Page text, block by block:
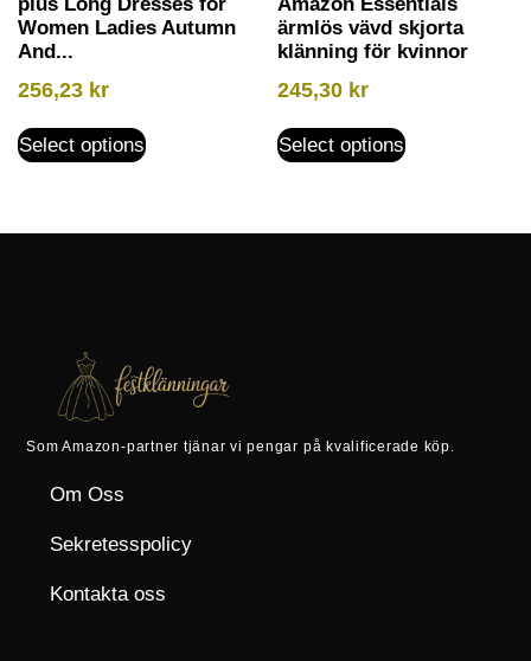
Women Ladies Autumn
And...
256,23 kr
Select options
ärmlös vävd skjorta
klänning för kvinnor
245,30 kr
Select options
Som Amazon-partner tjänar vi pengar på kvalificerade köp.
Om Oss
Sekretesspolicy
Kontakta oss